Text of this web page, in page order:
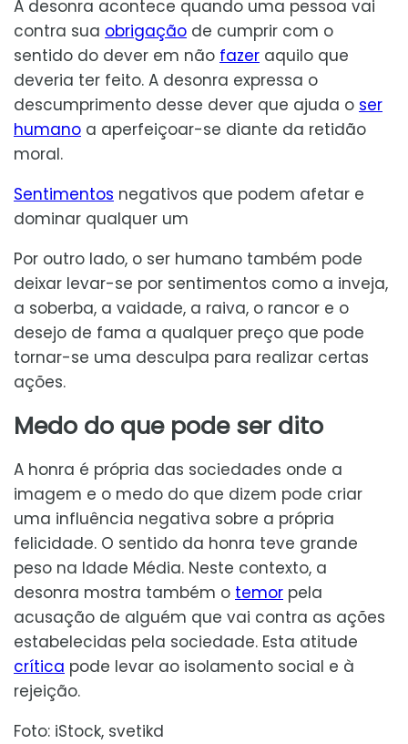
A desonra acontece quando uma pessoa vai
contra sua obrigação de cumprir com o
sentido do dever em não fazer aquilo que
deveria ter feito. A desonra expressa o
descumprimento desse dever que ajuda o ser
humano a aperfeiçoar-se diante da retidão
moral.
Sentimentos negativos que podem afetar e
dominar qualquer um
Por outro lado, o ser humano também pode
deixar levar-se por sentimentos como a inveja,
a soberba, a vaidade, a raiva, o rancor e o
desejo de fama a qualquer preço que pode
tornar-se uma desculpa para realizar certas
ações.
Medo do que pode ser dito
A honra é própria das sociedades onde a
imagem e o medo do que dizem pode criar
uma influência negativa sobre a própria
felicidade. O sentido da honra teve grande
peso na Idade Média. Neste contexto, a
desonra mostra também o temor pela
acusação de alguém que vai contra as ações
estabelecidas pela sociedade. Esta atitude
crítica pode levar ao isolamento social e à
rejeição.
Foto: iStock, svetikd